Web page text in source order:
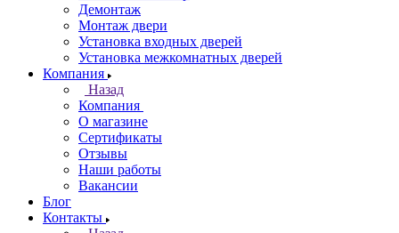
Демонтаж
Монтаж двери
Установка входных дверей
Установка межкомнатных дверей
Компания
Назад
Компания
О магазине
Сертификаты
Отзывы
Наши работы
Вакансии
Блог
Контакты